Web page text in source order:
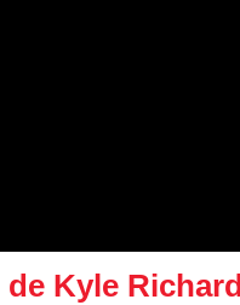
Kyle